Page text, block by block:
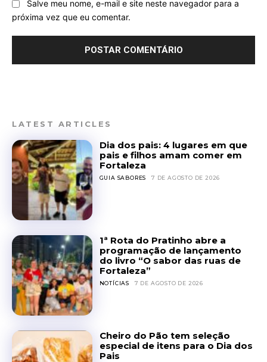
Salve meu nome, e-mail e site neste navegador para a
próxima vez que eu comentar.
LATEST ARTICLES
Dia dos pais: 4 lugares em que
pais e filhos amam comer em
Fortaleza
GUIA SABORES 7 DE AGOSTO DE 2026
1ª Rota do Pratinho abre a
programação de lançamento
do livro “O sabor das ruas de
Fortaleza”
NOTÍCIAS 7 DE AGOSTO DE 2026
Cheiro do Pão tem seleção
especial de itens para o Dia dos
Pais